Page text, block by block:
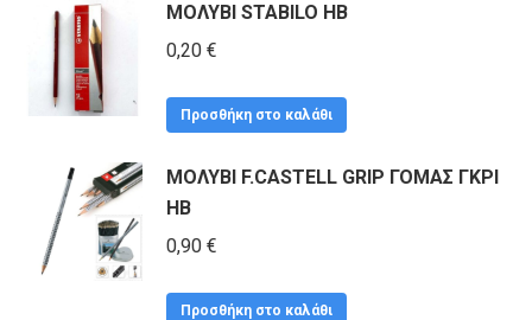
σελίδα
ΜΟΛΥΒΙ STABILO HB
0,20 €
Προσθήκη στο καλάθι
ΜΟΛΥΒΙ F.CASTELL GRIP ΓΟΜΑΣ ΓΚΡΙ
HB
0,90 €
Προσθήκη στο καλάθι